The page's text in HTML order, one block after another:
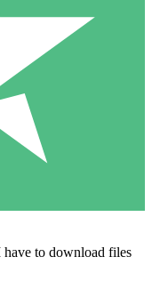
to download files